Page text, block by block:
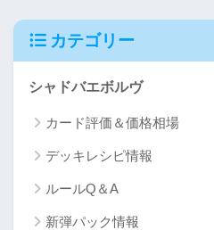
カテゴリー
シャドバエボルヴ
カード評価＆価格相場
デッキレシピ情報
ルールQ＆A
新弾パック情報